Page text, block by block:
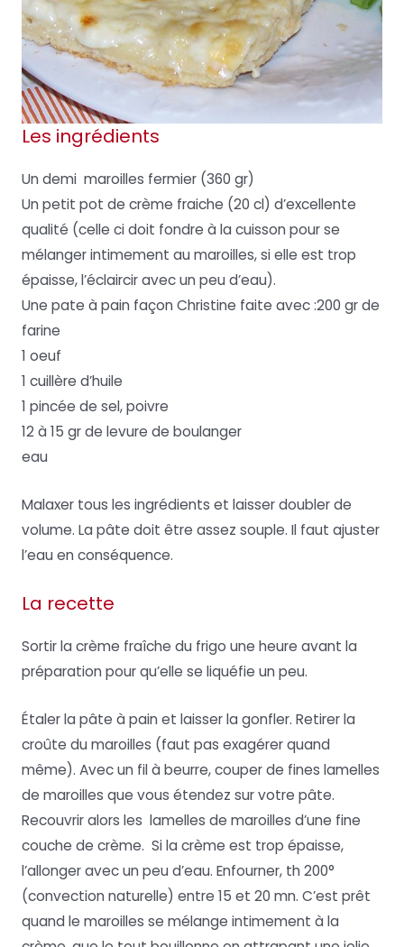
Les ingrédients
Un demi maroilles fermier (360 gr)
Un petit pot de crème fraiche (20 cl) d’excellente
qualité (celle ci doit fondre à la cuisson pour se
mélanger intimement au maroilles, si elle est trop
épaisse, l’éclaircir avec un peu d’eau).
Une pate à pain façon Christine faite avec :200 gr de
farine
1 oeuf
1 cuillère d’huile
1 pincée de sel, poivre
12 à 15 gr de levure de boulanger
eau
Malaxer tous les ingrédients et laisser doubler de
volume. La pâte doit être assez souple. Il faut ajuster
l’eau en conséquence.
La recette
Sortir la crème fraîche du frigo une heure avant la
préparation pour qu’elle se liquéfie un peu.
Étaler la pâte à pain et laisser la gonfler. Retirer la
croûte du maroilles (faut pas exagérer quand
même). Avec un fil à beurre, couper de fines lamelles
de maroilles que vous étendez sur votre pâte.
Recouvrir alors les lamelles de maroilles d’une fine
couche de crème. Si la crème est trop épaisse,
l’allonger avec un peu d’eau. Enfourner, th 200°
(convection naturelle) entre 15 et 20 mn. C’est prêt
quand le maroilles se mélange intimement à la